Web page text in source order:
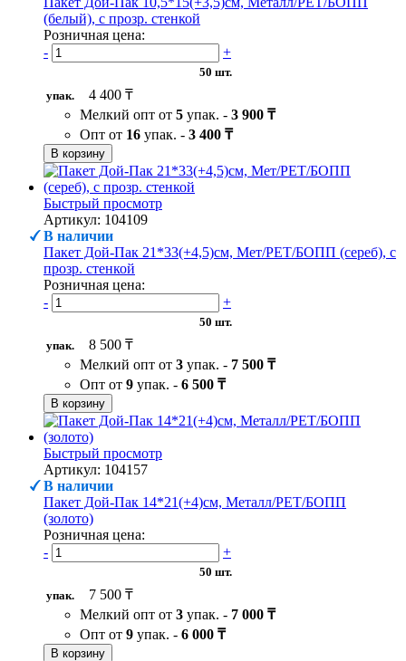
(белый), с прозр. стенкой
Розничная цена:
-
+
50 шт.
упак.
4 400 ₸
Мелкий опт от 5 упак. - 3 900 ₸
Опт от 16 упак. - 3 400 ₸
В корзину
Быстрый просмотр
Артикул: 104109
В наличии
Пакет Дой-Пак 21*33(+4,5)см, Мет/PET/БОПП (сереб), с
прозр. стенкой
Розничная цена:
-
+
50 шт.
упак.
8 500 ₸
Мелкий опт от 3 упак. - 7 500 ₸
Опт от 9 упак. - 6 500 ₸
В корзину
Быстрый просмотр
Артикул: 104157
В наличии
Пакет Дой-Пак 14*21(+4)см, Металл/PET/БОПП
(золото)
Розничная цена:
-
+
50 шт.
упак.
7 500 ₸
Мелкий опт от 3 упак. - 7 000 ₸
Опт от 9 упак. - 6 000 ₸
В корзину